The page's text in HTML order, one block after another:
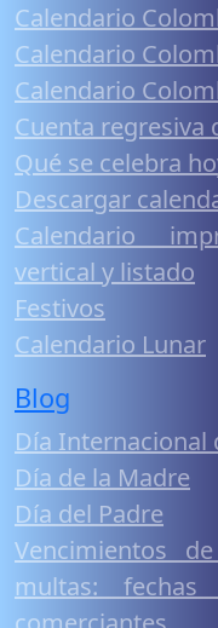
Calendario
Calendario
Calendario
Cuenta regresiva
Qué se celebra
Descargar
Calendario
vertical y listado
Festivos
Calendario Lunar
Blog
Día Internacional
Día de la Madre
Día del Padre
Vencimientos
multas: